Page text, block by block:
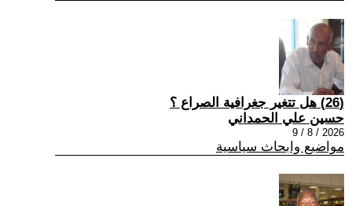
(26) هل تتغير جغرافية الصراع ؟
حسين علي الحمداني
2026 / 8 / 9
مواضيع وابحاث سياسية